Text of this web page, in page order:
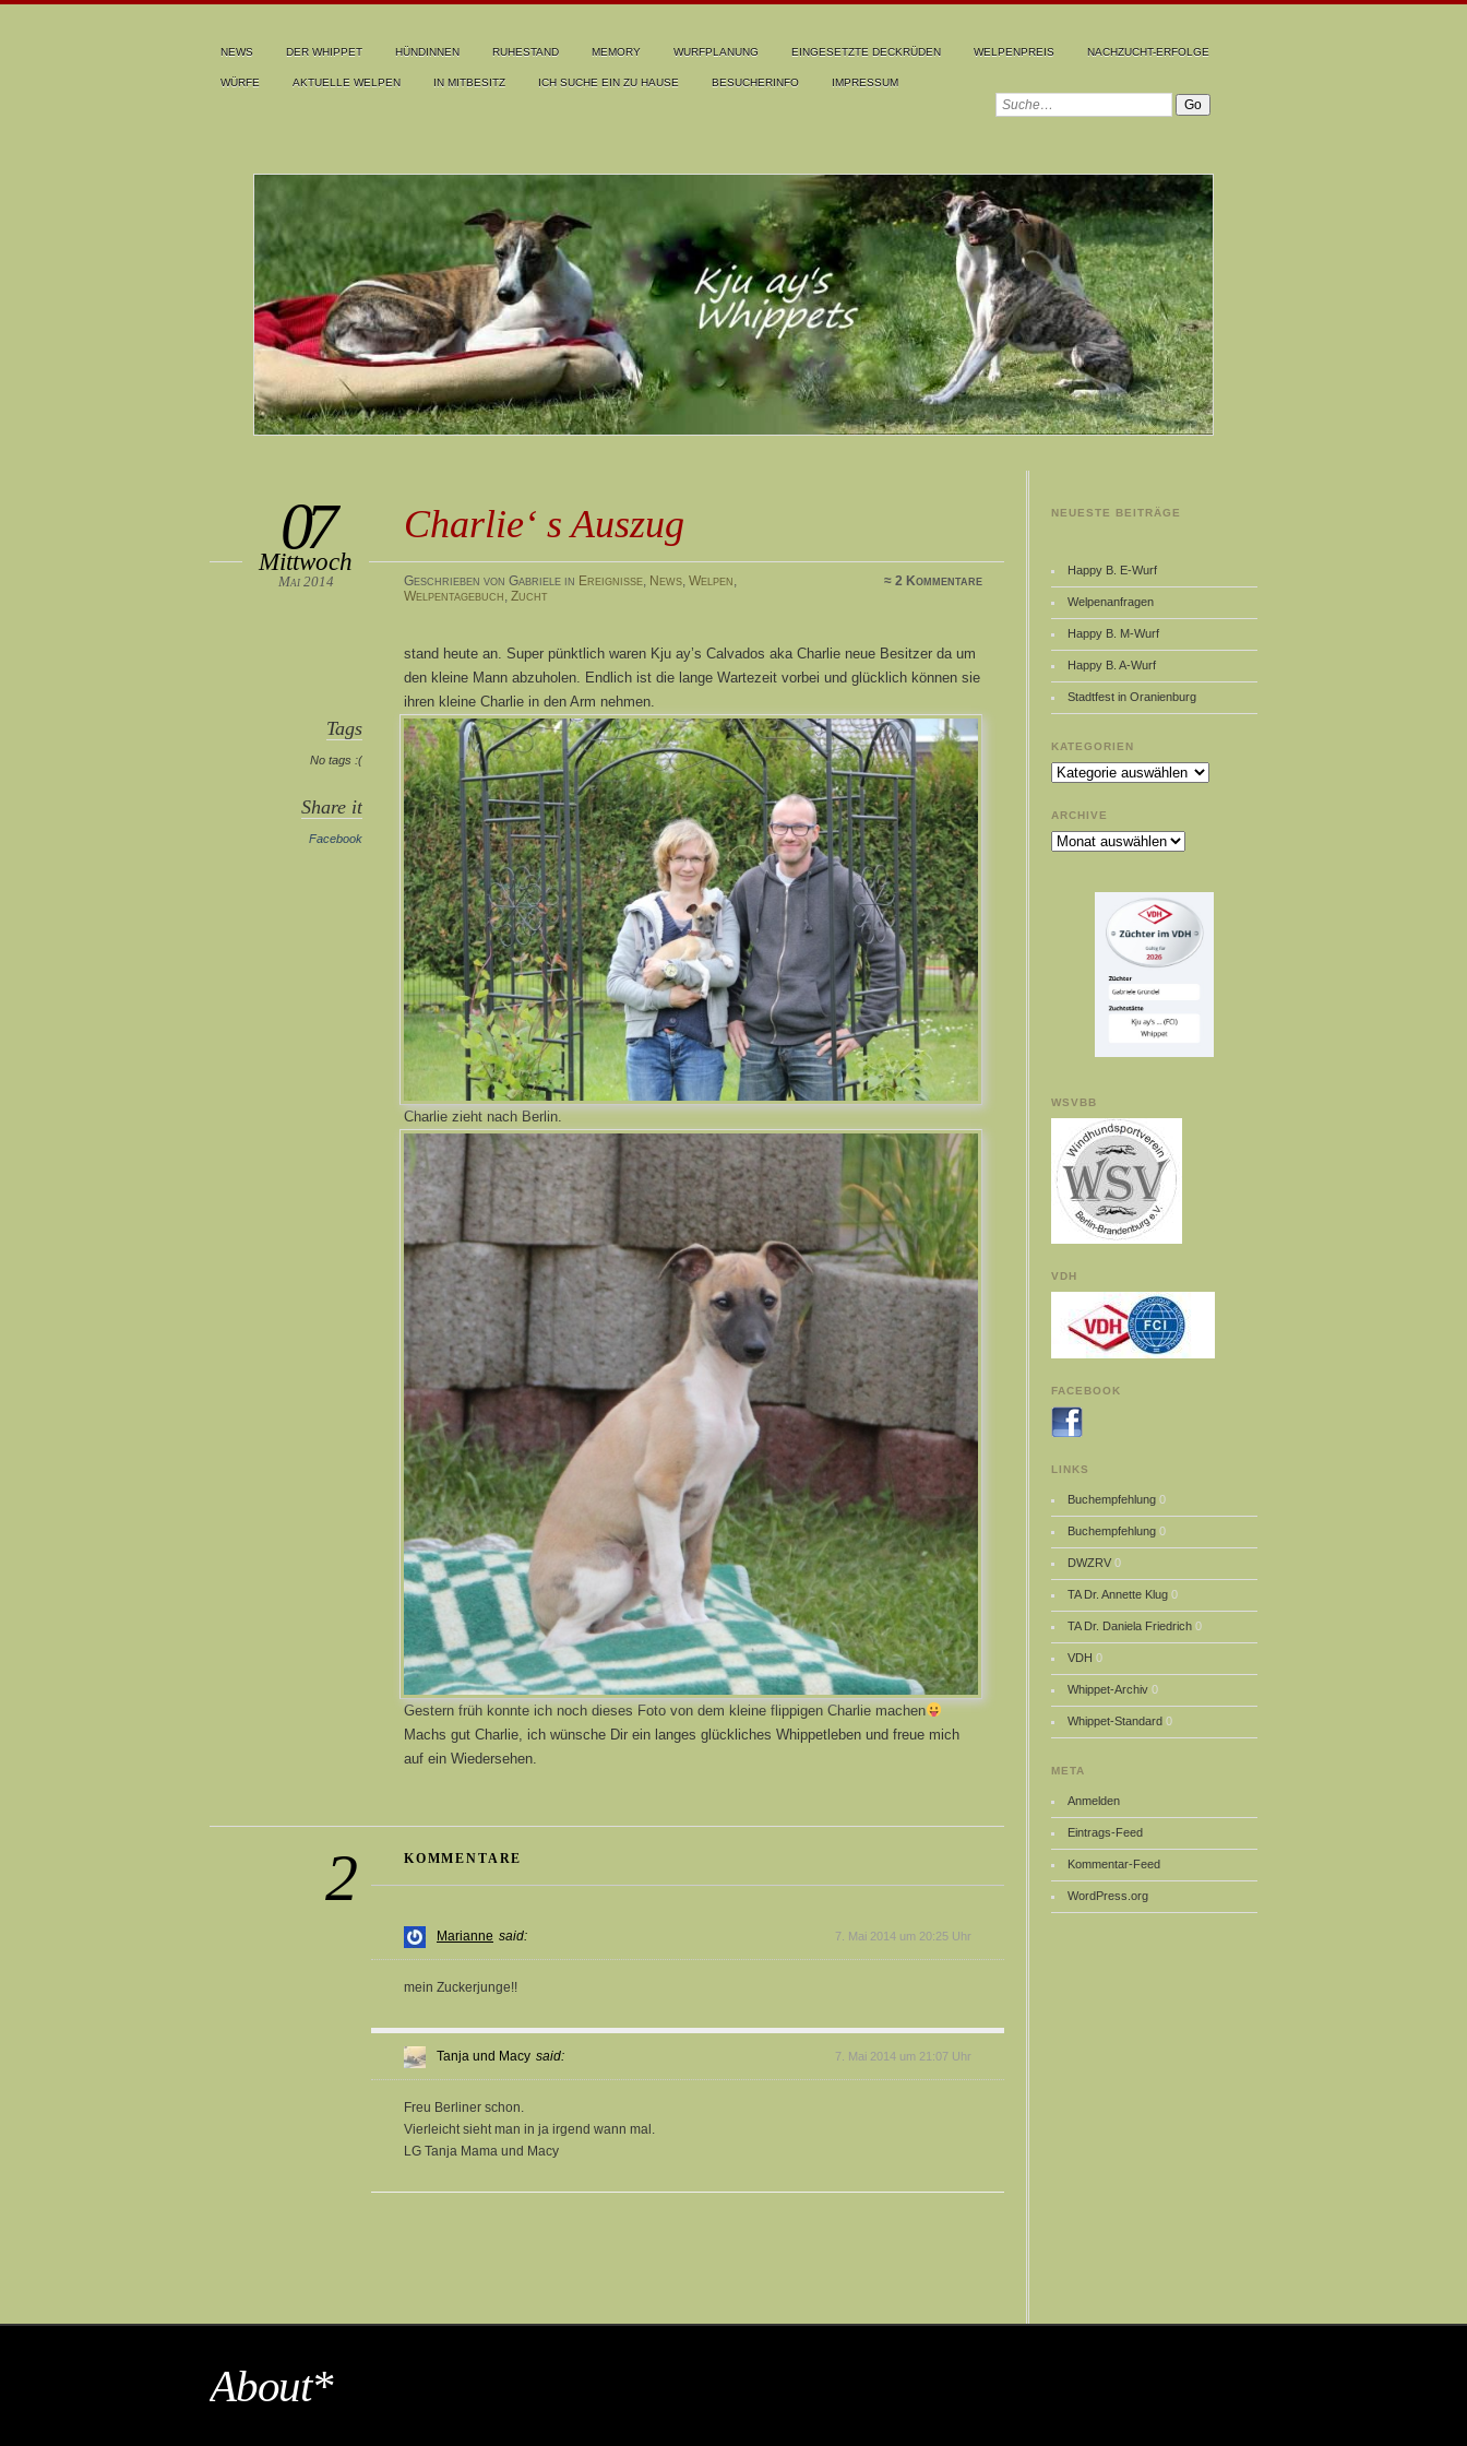
NEWS DER WHIPPET HÜNDINNEN RUHESTAND MEMORY WURFPLANUNG EINGESETZTE DECKRÜDEN WELPENPREIS NACHZUCHT-ERFOLGE
WÜRFE AKTUELLE WELPEN IN MITBESITZ ICH SUCHE EIN ZU HAUSE BESUCHERINFO IMPRESSUM
Charlie‘ s Auszug
07
Mittwoch
Mai 2014 Geschrieben von Gabriele in Ereignisse, News, Welpen,
Welpentagebuch, Zucht
≈ 2 Kommentare
Tags
No tags :(
Share it
Facebook
stand heute an. Super pünktlich waren Kju ay’s Calvados aka Charlie neue Besitzer da um
den kleine Mann abzuholen. Endlich ist die lange Wartezeit vorbei und glücklich können sie
ihren kleine Charlie in den Arm nehmen.
Charlie zieht nach Berlin.
Gestern früh konnte ich noch dieses Foto von dem kleine flippigen Charlie machen
Machs gut Charlie, ich wünsche Dir ein langes glückliches Whippetleben und freue mich
auf ein Wiedersehen.
2 KOMMENTARE
Marianne said: 7. Mai 2014 um 20:25 Uhr
mein Zuckerjunge!!
Tanja und Macy said: 7. Mai 2014 um 21:07 Uhr
Freu Berliner schon.
Vierleicht sieht man in ja irgend wann mal.
LG Tanja Mama und Macy
NEUESTE BEITRÄGE
Happy B. E-Wurf
Welpenanfragen
Happy B. M-Wurf
Happy B. A-Wurf
Stadtfest in Oranienburg
KATEGORIEN
Kategorien
ARCHIVE
Archive
WSVBB
VDH
FACEBOOK
LINKS
Buchempfehlung0
Buchempfehlung0
DWZRV0
TA Dr. Annette Klug0
TA Dr. Daniela Friedrich0
VDH 0
Whippet-Archiv0
Whippet-Standard0
META
Anmelden
Eintrags-Feed
Kommentar-Feed
WordPress.org
About*